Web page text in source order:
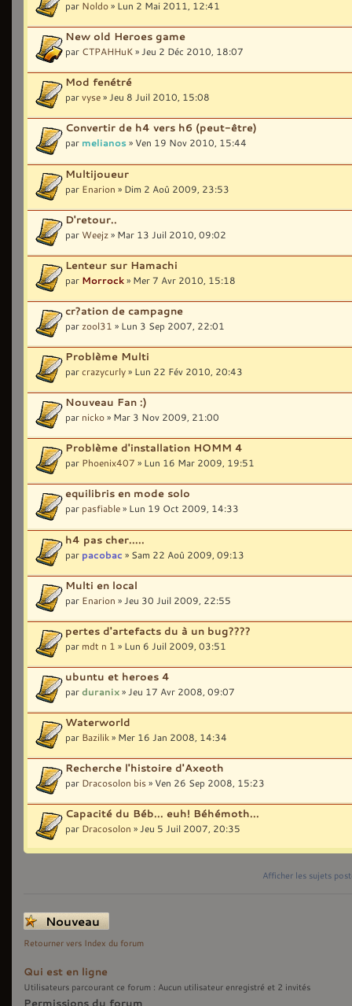
par Noldo» Lun 2 Mai 2011, 12:41
New old Heroes game
par CTPAHHuK» Jeu 2 Déc 2010, 18:07
Mod fenétré
parvyse» Jeu 8 Juil 2010, 15:08
Convertir de h4 vers h6 (peut-être)
par melianos» Ven 19 Nov 2010, 15:44
Multijoueur
par Enarion » Dim 2 Aoû 2009, 23:53
D'retour..
par Weejz» Mar 13 Juil 2010, 09:02
Lenteur sur Hamachi
par Morrock» Mer 7 Avr 2010, 15:18
cr?ation de campagne
par zool31 » Lun 3 Sep 2007, 22:01
Problème Multi
parcrazycurly» Lun 22 Fév 2010, 20:43
Nouveau Fan :)
par nicko» Mar 3 Nov 2009, 21:00
Problème d'installation HOMM 4
par Phoenix407 » Lun 16 Mar 2009, 19:51
equilibris en mode solo
par pasfiable» Lun 19 Oct 2009, 14:33
h4 pas cher.....
par pacobac » Sam 22 Aoû 2009, 09:13
Multi en local
par Enarion » Jeu 30 Juil 2009, 22:55
pertes d'artefacts du à un bug????
par mdt n 1 » Lun 6 Juil 2009, 03:51
ubuntu et heroes 4
parduranix» Jeu 17 Avr 2008, 09:07
Waterworld
par Bazilik» Mer 16 Jan 2008, 14:34
Recherche l'histoire d'Axeoth
par Dracosolon bis» Ven 26 Sep 2008, 15:23
Capacité du Béb... euh! Béhémoth...
par Dracosolon » Jeu 5 Juil 2007, 20:35
Afficher les sujets
Écrire un nouveau
sujet
Retourner vers Index du forum
Qui est en ligne
Utilisateurs parcourant ce forum : Aucun utilisateur enregistré et 2 invités